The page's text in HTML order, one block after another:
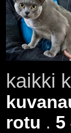
kaikki
rotu . 5